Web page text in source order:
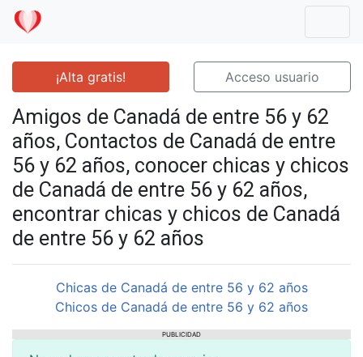
¡Alta gratis! Acceso usuario
Amigos de Canadá de entre 56 y 62
años, Contactos de Canadá de entre
56 y 62 años, conocer chicas y chicos
de Canadá de entre 56 y 62 años,
encontrar chicas y chicos de Canadá
de entre 56 y 62 años
Chicas de Canadá de entre 56 y 62 años
Chicos de Canadá de entre 56 y 62 años
PUBLICIDAD